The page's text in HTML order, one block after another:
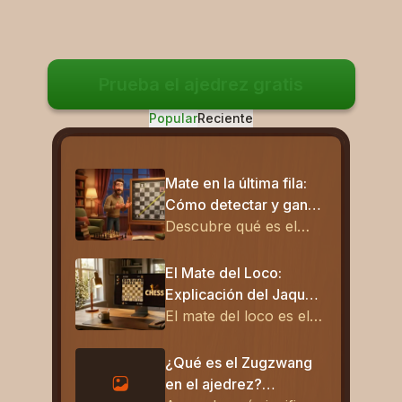
PopularReciente
Mate en la última fila:
Cómo detectar y ganar
al instante
Descubre qué es el
ajedrez, mira ejemplos
reales y aprende
tácticas simples para
en tus partidas.
El Mate del Loco:
Explicación del Jaque
Mate más Rápido en el
El mate del loco es el
del ajedrez. Aprende
cómo funciona este
¿Qué es el Zugzwang
en el ajedrez?